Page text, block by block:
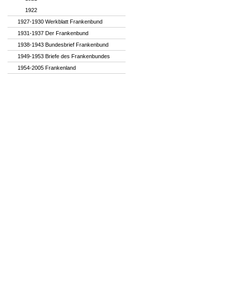
1922
1927-1930 Werkblatt Frankenbund
1931-1937 Der Frankenbund
1938-1943 Bundesbrief Frankenbund
1949-1953 Briefe des Frankenbundes
1954-2005 Frankenland